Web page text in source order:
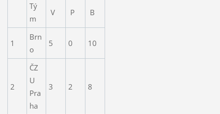
Tý
m
V P B
1
Brn
o
5 0 10
2
ČZ
U
Pra
ha
3 2 8